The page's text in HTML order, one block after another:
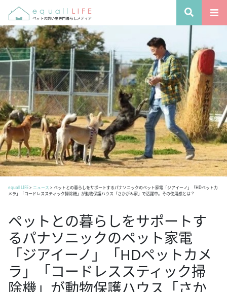
equall LIFE> ニュース > ペットとの暮らしをサポートするパナソニックのペット家電「ジアイーノ」「HDペットカ
メラ」「コードレススティック掃除機」が動物保護ハウス「さかがみ家」で活躍中。その使用感とは？
ペットとの暮らしをサポートす
るパナソニックのペット家電
「ジアイーノ」「HDペットカメ
ラ」「コードレススティック掃
除機」が動物保護ハウス「さか